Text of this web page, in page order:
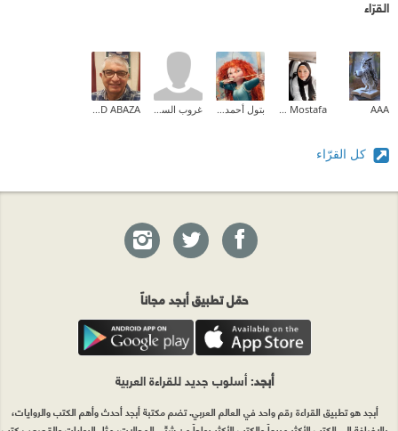
القرّاء
AAA
كل القرّاء
حمّل تطبيق أبجد مجاناً
أبجد: أسلوب جديد للقراءة العربية
أبجد هو تطبيق القراءة رقم واحد في العالم العربي. تضم مكتبة أبجد أحدث وأهم الكتب والروايات،